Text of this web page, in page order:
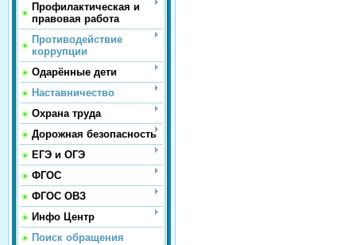
Профилактическая и
правовая работа
Противодействие
коррупции
Одарённые дети
Наставничество
Охрана труда
Дорожная безопасность
ЕГЭ и ОГЭ
ФГОС
ФГОС ОВЗ
Инфо Центр
Поиск обращения